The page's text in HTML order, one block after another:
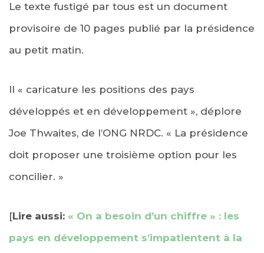
Le texte fustigé par tous est un document
provisoire de 10 pages publié par la présidence
au petit matin.
Il « caricature les positions des pays
développés et en développement », déplore
Joe Thwaites, de l’ONG NRDC. « La présidence
doit proposer une troisième option pour les
concilier. »
[Lire aussi: « On a besoin d’un chiffre » : les
pays en développement s’impatientent à la